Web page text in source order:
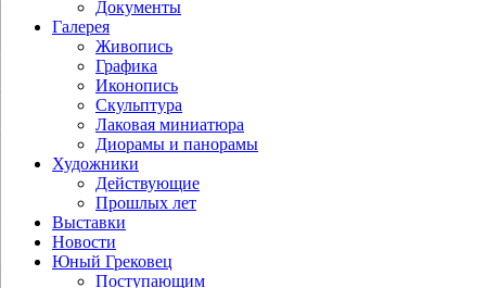
Документы
Галерея
Живопись
Графика
Иконопись
Скульптура
Лаковая миниатюра
Диорамы и панорамы
Художники
Действующие
Прошлых лет
Выставки
Новости
Юный Грековец
Поступающим